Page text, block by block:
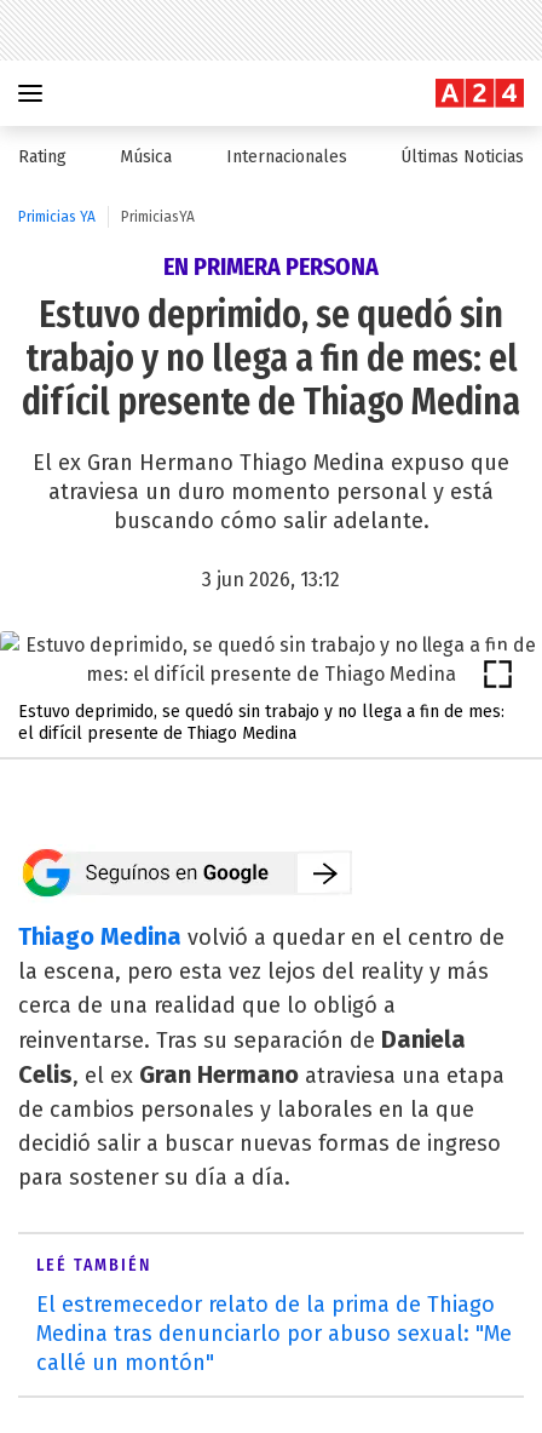
Rating Música Internacionales Últimas Noticias
Primicias YA PrimiciasYA
EN PRIMERA PERSONA
Estuvo deprimido, se quedó sin
trabajo y no llega a fin de mes: el
difícil presente de Thiago Medina
El ex Gran Hermano Thiago Medina expuso que
atraviesa un duro momento personal y está
buscando cómo salir adelante.
3 jun 2026, 13:12
Estuvo deprimido, se quedó sin trabajo y no llega a fin de mes:
el difícil presente de Thiago Medina
Thiago Medina volvió a quedar en el centro de
la escena, pero esta vez lejos del reality y más
cerca de una realidad que lo obligó a
reinventarse. Tras su separación de Daniela
Celis, el ex Gran Hermano atraviesa una etapa
de cambios personales y laborales en la que
decidió salir a buscar nuevas formas de ingreso
para sostener su día a día.
LEÉ TAMBIÉN
El estremecedor relato de la prima de Thiago
Medina tras denunciarlo por abuso sexual: "Me
callé un montón"